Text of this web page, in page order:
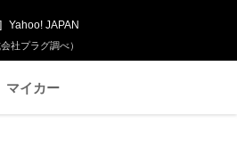
社プラグ調べ）
] Yahoo! JAPAN
マイカー